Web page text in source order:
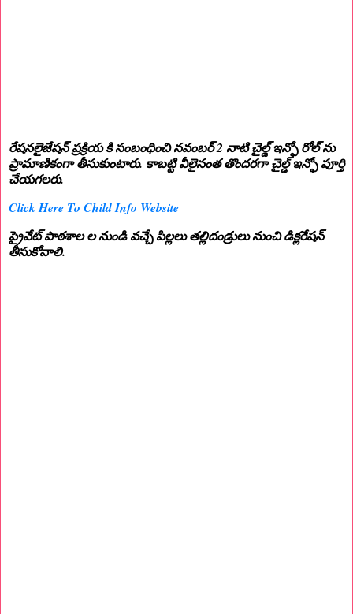
రేషనలైజేషన్ ప్రక్రియ కి సంబంధించి నవంబర్ 2 నాటి చైల్డ్ ఇన్ఫో రోల్ ను
ప్రామాణికంగా తీసుకుంటారు. కాబట్టి వీలైనంత తొందరగా చైల్డ్ ఇన్ఫో పూర్తి
చేయగలరు.
Click Here To Child Info Website
ప్రైవేట్ పాఠశాల ల నుండి వచ్చే పిల్లలు తల్లిదండ్రులు నుంచి డిక్లరేషన్
తీసుకోవాలి.